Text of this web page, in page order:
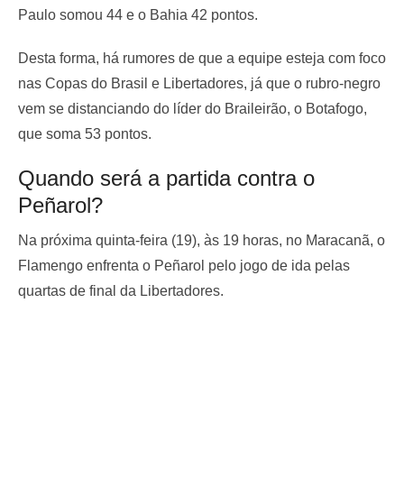
Paulo somou 44 e o Bahia 42 pontos.
Desta forma, há rumores de que a equipe esteja com foco
nas Copas do Brasil e Libertadores, já que o rubro-negro
vem se distanciando do líder do Braileirão, o Botafogo,
que soma 53 pontos.
Quando será a partida contra o
Peñarol?
Na próxima quinta-feira (19), às 19 horas, no Maracanã, o
Flamengo enfrenta o Peñarol pelo jogo de ida pelas
quartas de final da Libertadores.